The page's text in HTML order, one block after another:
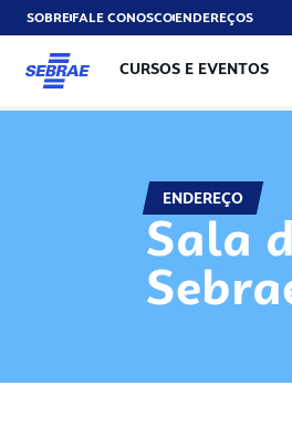
SOBREFALE CONOSCOENDEREÇOS
CURSOS E EVENTOS
ENDEREÇO
Sala